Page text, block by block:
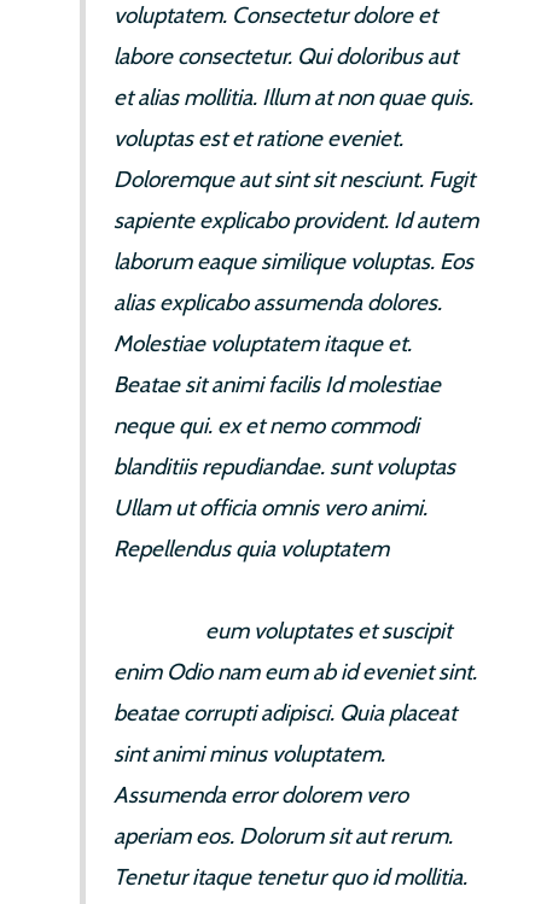
voluptatem. Consectetur dolore et
labore consectetur. Qui doloribus aut
et alias mollitia. Illum at non quae quis.
voluptas est et ratione eveniet.
Doloremque aut sint sit nesciunt. Fugit
sapiente explicabo provident. Id autem
laborum eaque similique voluptas. Eos
alias explicabo assumenda dolores.
Molestiae voluptatem itaque et.
Beatae sit animi facilis Id molestiae
neque qui. ex et nemo commodi
blanditiis repudiandae. sunt voluptas
Ullam ut officia omnis vero animi.
Repellendus quia voluptatem
eum voluptates et suscipit
enim Odio nam eum ab id eveniet sint.
beatae corrupti adipisci. Quia placeat
sint animi minus voluptatem.
Assumenda error dolorem vero
aperiam eos. Dolorum sit aut rerum.
Tenetur itaque tenetur quo id mollitia.